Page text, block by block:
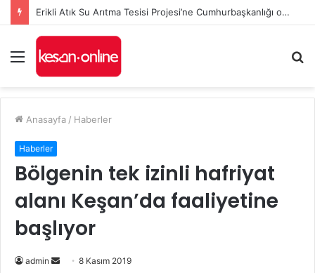
Erikli Atık Su Arıtma Tesisi Projesi’ne Cumhurbaşkanlığı onayı
Menü
...
Anasayfa / Haberler
Haberler
Bölgenin tek izinli hafriyat
alanı Keşan’da faaliyetine
başlıyor
admin
Bir
8 Kasım 2019